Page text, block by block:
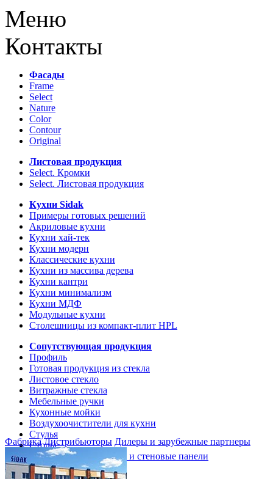
Меню
Контакты
Фасады
Frame
Select
Nature
Color
Contour
Original
Листовая продукция
Select. Кромки
Select. Листовая продукция
Кухни Sidak
Примеры готовых решений
Акриловые кухни
Кухни хай-тек
Кухни модерн
Классические кухни
Кухни из массива дерева
Кухни кантри
Кухни минимализм
Кухни МДФ
Модульные кухни
Столешницы из компакт-плит HPL
Сопутствующая продукция
Профиль
Готовая продукция из стекла
Листовое стекло
Витражные стекла
Мебельные ручки
Кухонные мойки
Воздухоочистители для кухни
Стулья
Столы
Кухонные столешницы и стеновые панели
Кухни и мебель
Фабрика Дистрибьюторы Дилеры и зарубежные партнеры